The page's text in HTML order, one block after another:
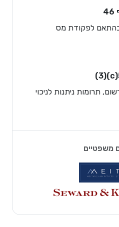
בהתאם לפקודת מס
תרומות ניתנות לניכוי
משפטיים